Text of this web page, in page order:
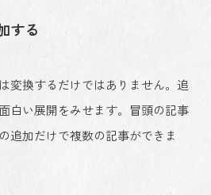
する
変換するだけではありません。追
白い展開をみせます。冒頭の記事
追加だけで複数の記事ができま